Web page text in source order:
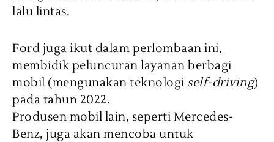
lalu lintas.
Ford juga ikut dalam perlombaan ini,
membidik peluncuran layanan berbagi
mobil (mengunakan teknologi self-driving)
pada tahun 2022.
Produsen mobil lain, seperti Mercedes-
Benz, juga akan mencoba untuk